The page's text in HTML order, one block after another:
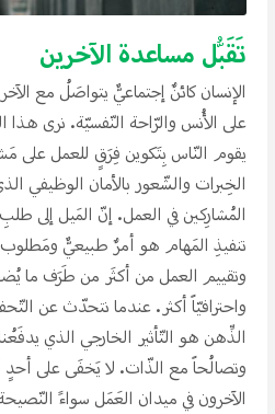
تَقَبُّل مساعدة الآخرين
الإنسان كائنٌ إجتماعيٌّ يتواصَلُ مع
على الأُنس والرّاحة النّفسيّة. نرى
يقوم النّاس بِتَكوين فِرَقِِ للعمل على
الخِبرات والشّعور بالأمان الوظيفي
المُشارِكين في العمل. إنّ المَيل إلى
تنفيذِ المَهام هو أمرٌ طبيعيٌّ
وتقييم العمل من أكثَر من طَرَف ما
واحترافيّاََ أكثر. عندما نتحدّث عن
الذِّهن هو التّأثير الخارجي الذي
وتصالُحاََ مع الذّات. لا يَخفَى على أحدِِ
الآخرون في ميدان العَمَل سواءََ